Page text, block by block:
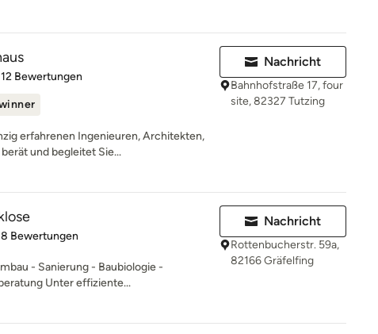
5 von 5 Sternen
12 Bewertungen
erfahrenen Ingenieuren, Architekten,
und begleitet Sie...
Nachricht
Bahnhofstraße 17, four
site, 82327 Tutzing
5 von 5 Sternen
8 Bewertungen
- Sanierung - Baubiologie -
Unter effiziente...
Nachricht
Rottenbucherstr. 59a,
82166 Gräfelfing